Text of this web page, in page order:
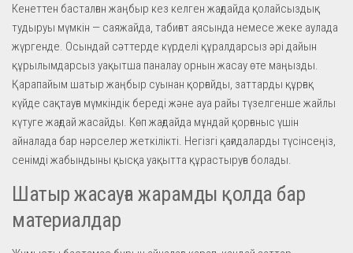
Кенеттен басталған жаңбыр кез келген жағдайда қолайсыздық
тудыруы мүмкін — саяжайда, табиғат аясында немесе жеке аулада
жүргенде. Осындай сәттерде күрделі құралдарсыз әрі дайын
құрылымдарсыз уақытша паналау орнын жасау өте маңызды.
Қарапайым шатыр жаңбыр суынан қорғайды, заттарды құрғақ
күйде сақтауға мүмкіндік береді және ауа райы түзелгенше жайлы
күтуге жағдай жасайды. Көп жағдайда мұндай қорғаныс үшін
айналада бар нәрселер жеткілікті. Негізгі қағидаларды түсінсеңіз,
сенімді жабындыны қысқа уақытта құрастыруға болады.
Шатыр жасауға жарамды қолда бар
материалдар